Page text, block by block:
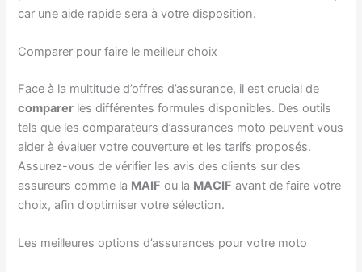
car une aide rapide sera à votre disposition.
Comparer pour faire le meilleur choix
Face à la multitude d’offres d’assurance, il est crucial de
comparer les différentes formules disponibles. Des outils
tels que les comparateurs d’assurances moto peuvent vous
aider à évaluer votre couverture et les tarifs proposés.
Assurez-vous de vérifier les avis des clients sur des
assureurs comme la MAIF ou la MACIF avant de faire votre
choix, afin d’optimiser votre sélection.
Les meilleures options d’assurances pour votre moto